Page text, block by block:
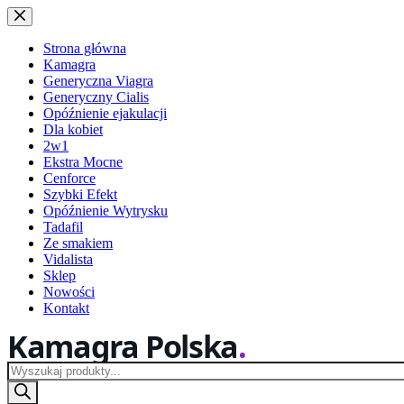
Przejdź
do
treści
Strona główna
Kamagra
Generyczna Viagra
Generyczny Cialis
Opóźnienie ejakulacji
Dla kobiet
2w1
Ekstra Mocne
Cenforce
Szybki Efekt
Opóźnienie Wytrysku
Tadafil
Ze smakiem
Vidalista
Sklep
Nowości
Kontakt
Kamagra Polska
Wyszukiwarka
produktów